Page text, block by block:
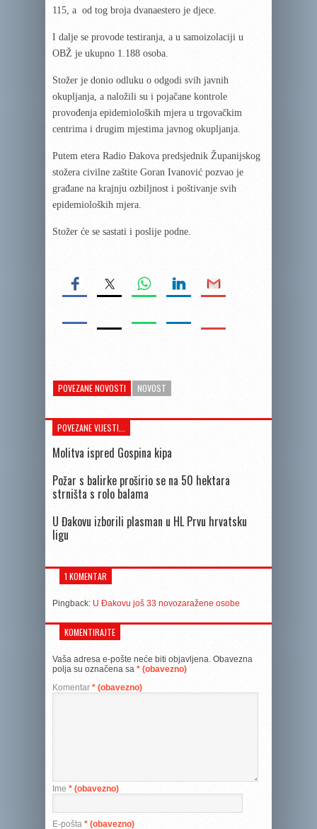
115, a od tog broja dvanaestero je djece.
I dalje se provode testiranja, a u samoizolaciji u
OBŽ je ukupno 1.188 osoba.
Stožer je donio odluku o odgodi svih javnih
okupljanja, a naložili su i pojačane kontrole
provođenja epidemioloških mjera u trgovačkim
centrima i drugim mjestima javnog okupljanja.
Putem etera Radio Đakova predsjednik Županijskog
stožera civilne zaštite Goran Ivanović pozvao je
građane na krajnju ozbiljnost i poštivanje svih
epidemioloških mjera.
Stožer će se sastati i poslije podne.
POVEZANE NOVOSTI NOVOST
POVEZANE VIJESTI...
Molitva ispred Gospina kipa
Požar s balirke proširio se na 50 hektara
strništa s rolo balama
U Đakovu izborili plasman u HL Prvu hrvatsku
ligu
1 KOMENTAR
Pingback: U Đakovu još 33 novozaražene osobe
KOMENTIRAJTE
Vaša adresa e-pošte neće biti objavljena. Obavezna
polja su označena sa * (obavezno)
Komentar * (obavezno)
Ime * (obavezno)
E-pošta * (obavezno)